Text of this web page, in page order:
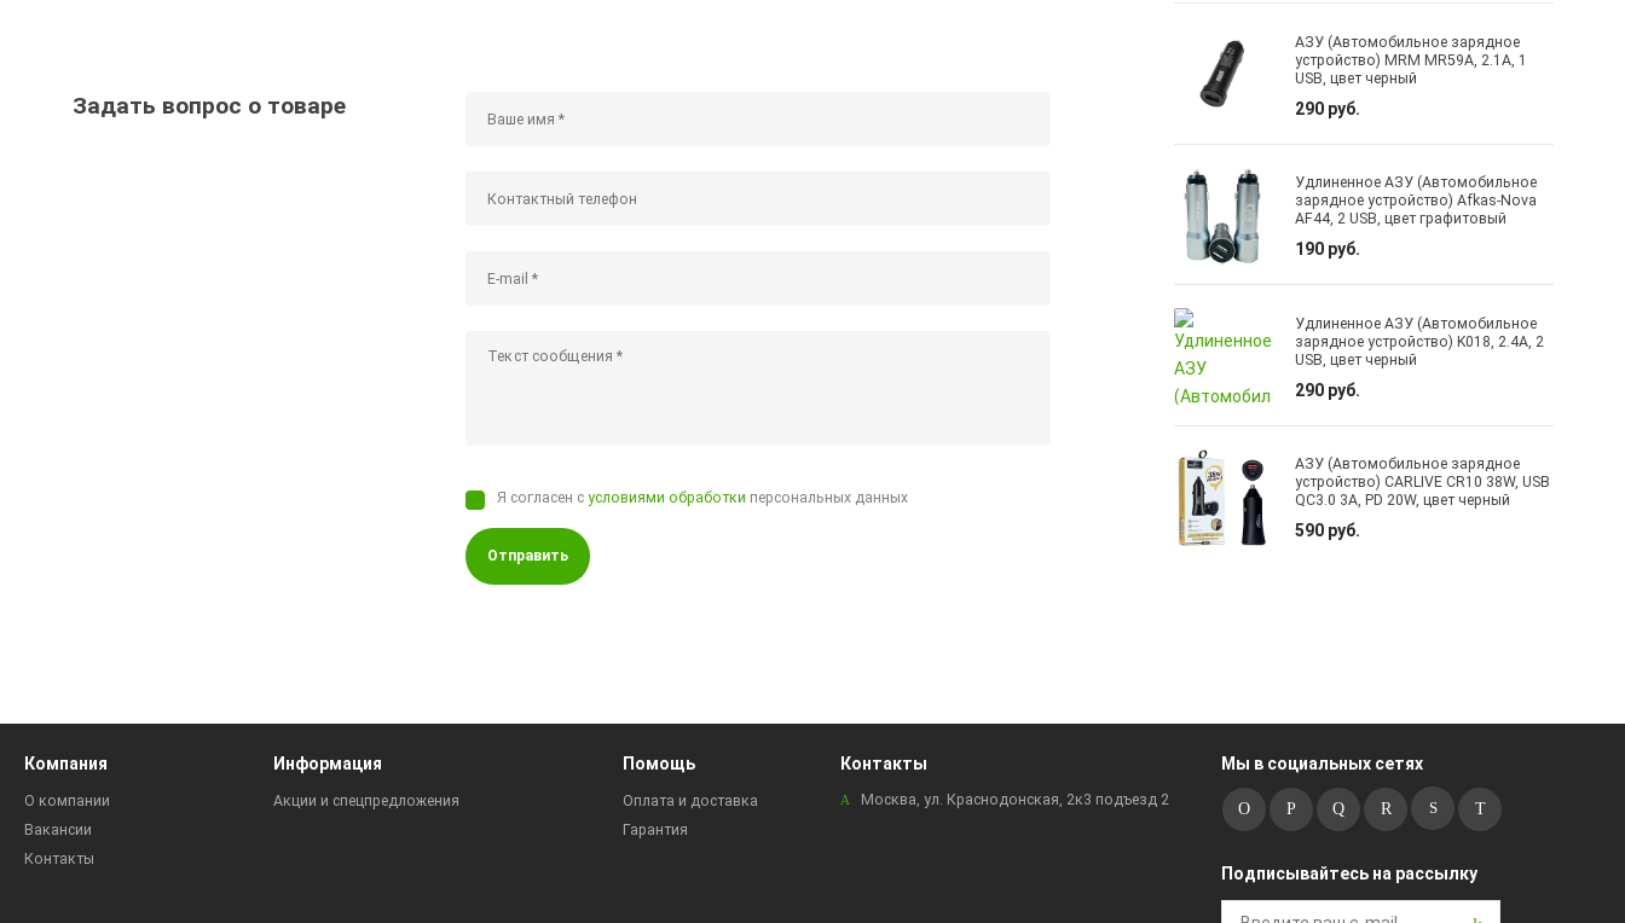
Задать вопрос о товаре
Я согласен сусловиями обработки персональных данных
Отправить
АЗУ (Автомобильное зарядное
устройство) MRM MR59A, 2.1A, 1
USB, цвет черный
290 руб.
Удлиненное АЗУ (Автомобильное
зарядное устройство) Afkas-Nova
AF44, 2 USB, цвет графитовый
190 руб.
Удлиненное АЗУ (Автомобильное
зарядное устройство) K018, 2.4A, 2
USB, цвет черный
290 руб.
АЗУ (Автомобильное зарядное
устройство) CARLIVE CR10 38W, USB
QC3.0 3A, PD 20W, цвет черный
590 руб.
Компания
О компании
Вакансии
Контакты
Информация
Акции и спецпредложения
Помощь
Оплата и доставка
Гарантия
Контакты
Москва, ул. Краснодонская, 2к3 подъезд 2
Мы в социальных сетях
Подписывайтесь на рассылку